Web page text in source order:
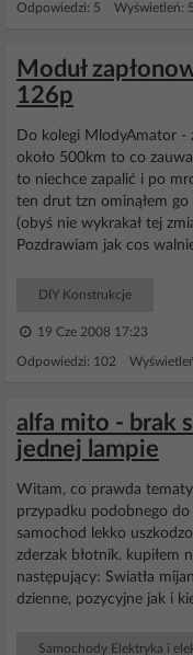
Odpowiedzi: 5 Wyświetleń:
Moduł
126p
Do kolegi MlodyAmator -
około 500km to co
to niechce zapalić i po
ten drut tzn ominąłem
(obyś nie wykrakał tej
Pozdrawiam jak cos
DIY Konstrukcje
19 Cze 2008 17:23
Odpowiedzi: 102
alfa mito - brak
jednej lampie
Witam, co prawda tematy
przypadku podobnego
samochod lekko
zderzak błotnik. kupiłem
następujący: Swiatła
dzienne, pozycyjne jak i
Samochody Elektryka i